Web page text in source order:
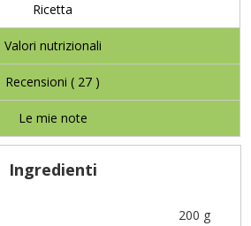
Ricetta
Valori nutrizionali
Recensioni ( 27 )
Le mie note
Ingredienti
200 g